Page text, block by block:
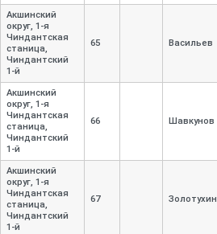
Акшинский
округ, 1-я
Чиндантская
станица,
Чиндантский
1-й
65 Васильев
Акшинский
округ, 1-я
Чиндантская
станица,
Чиндантский
1-й
66 Шавкунов
Акшинский
округ, 1-я
Чиндантская
станица,
Чиндантский
1-й
67 Золотухин